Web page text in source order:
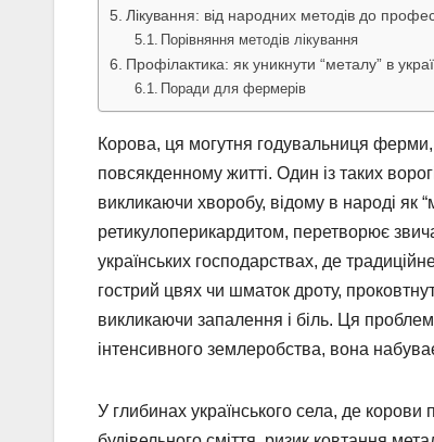
Лікування: від народних методів до
Порівняння методів лікування
Профілактика: як уникнути “металу” в
Поради для фермерів
Корова, ця могутня годувальниця ферми,
повсякденному житті. Один із таких
викликаючи хворобу, відому в народі як
ретикулоперикардитом, перетворює
українських господарствах, де
гострий цвях чи шматок дроту,
викликаючи запалення і біль. Ця
інтенсивного землеробства, вона
У глибинах українського села, де